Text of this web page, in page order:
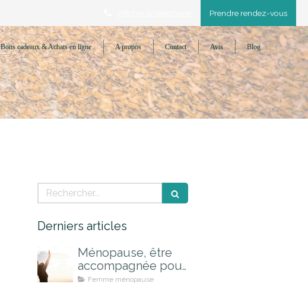
Prendre rendez-vous
Bons cadeaux & Achats en ligne A propos Contact Avis Blog
Rechercher
Derniers articles
Ménopause, être
accompagnée pour
mieux la vivre
Femme ménopause